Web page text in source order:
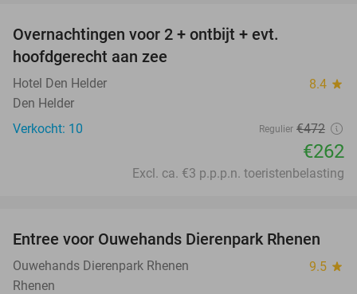
Overnachtingen voor 2 + ontbijt + evt.
hoofdgerecht aan zee
Hotel Den Helder 8.4 star
Den Helder
Verkocht: 10
Regulier €472
€262
Excl. ca. €3 p.p.p.n. toeristenbelasting
19%
Entree voor Ouwehands Dierenpark Rhenen
Ouwehands Dierenpark Rhenen 9.5 star
Rhenen